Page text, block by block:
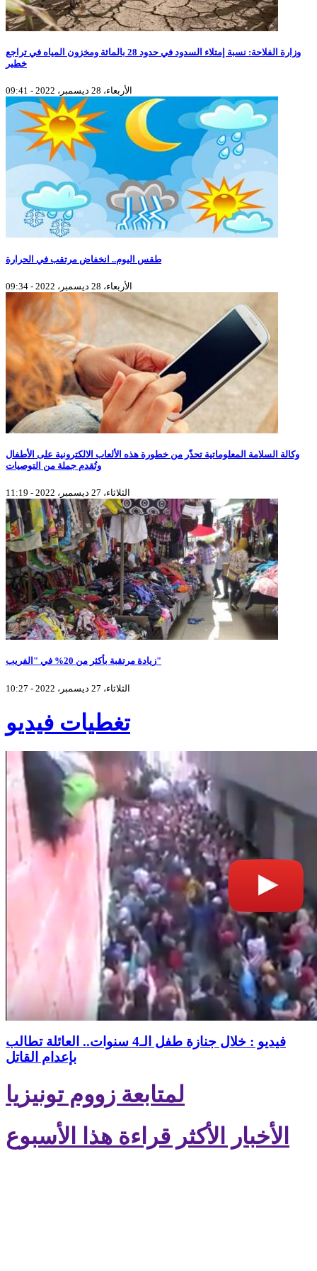
وزارة الفلاحة: نسبة إمتلاء السدود في حدود 28 بالمائة ومخزون المياه في تراجع
خطير
الأربعاء، 28 ديسمبر، 2022 - 09:41
طقس اليوم.. انخفاض مرتقب في الحرارة
الأربعاء، 28 ديسمبر، 2022 - 09:34
وكالة السلامة المعلوماتية تحذّر من خطورة هذه الألعاب الالكترونية على الأطفال
وتُقدم جملة من التوصيات
الثلاثاء، 27 ديسمبر، 2022 - 11:19
زيادة مرتقبة بأكثر من 20% في "الفريب"
الثلاثاء، 27 ديسمبر، 2022 - 10:27
تغطيات فيديو
فيديو : خلال جنازة طفل الـ4 سنوات.. العائلة تطالب
بإعدام القاتل
لمتابعة زووم تونيزيا
الأخبار الأكثر قراءة هذا الأسبوع